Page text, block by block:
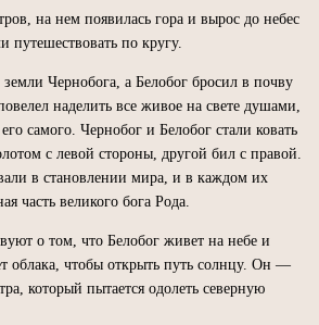
на нем появилась гора и вырос до небес
путешествовать по кругу.
Чернобога, а Белобог бросил в почву
наделить все живое на свете душами,
самого. Чернобог и Белобог стали ковать
с левой стороны, другой бил с правой.
в становлении мира, и в каждом их
часть великого бога Рода.
о том, что Белобог живет на небе и
облака, чтобы открыть путь солнцу. Он —
который пытается одолеть северную